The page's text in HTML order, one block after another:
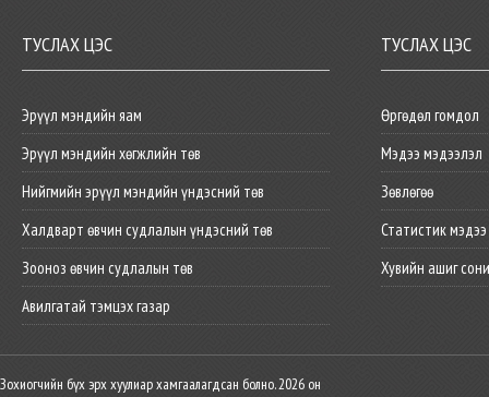
ТУСЛАХ ЦЭС
Эрүүл мэндийн яам
Эрүүл мэндийн хөгжлийн төв
Нийгмийн эрүүл мэндийн үндэсний төв
Халдварт өвчин судлалын үндэсний төв
Зооноз өвчин судлалын төв
Авилгатай тэмцэх газар
ТУСЛАХ ЦЭС
Өргөдөл гомдол
Мэдээ мэдээлэл
Зөвлөгөө
Статистик мэдээ
Хувийн ашиг
Зохиогчийн бүх эрх хуулиар хамгаалагдсан болно. 2026 он